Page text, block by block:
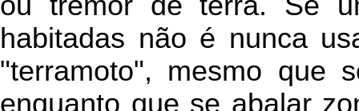
habitadas não é nunca
"terramoto", mesmo que
enquanto que se abalar